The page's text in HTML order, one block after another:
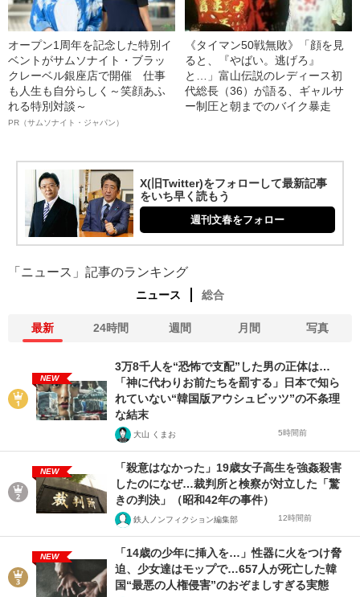
オープン1周年を記念した特別イ
ベントがサムソナイト・ブラッ
クレーベル銀座店で開催 仕事
も人生も自分らしく～笑顔あふ
れる特別対談～
PR（サムソナイト・ジャパン）
《タイマン50戦無敗》「顔を見
ると、『やばい。逃げろ』
と…」富山伝説のレディース初
代総長（36）が語る、ギャルサ
ー制圧と朝までのバイク暴走
X(旧Twitter)をフォローして最新記事
をいち早く読もう
週刊文春をフォロー
「ニュース」記事のランキング
ニュース 総合
最新 24時間 週間 月間 写真
NEW
3万8千人を“恐怖で支配”した男の正体は…
「神に代わりお前たちを罰する」日本で知ら
れていない“韓国版アウシュビッツ”の不条理
な結末
大山 くまお 5時間前
NEW
「殺意はなかった」19歳女子高生を強姦殺害
したのになぜ…裁判所と検察が対立した「驚
きの判決」（昭和42年の事件）
鉄人ノンフィクション編集部 12時間前
NEW
「14歳の少年に挿入を…」性器に火をつけ脅
迫、少女達はモップで…657人が死亡した韓
国“最悪の人権侵害”のおぞましすぎる実態